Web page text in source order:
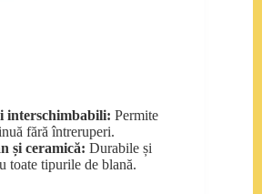
interschimbabili: Permite
fără întreruperi.
și ceramică: Durabile și
toate tipurile de blană.